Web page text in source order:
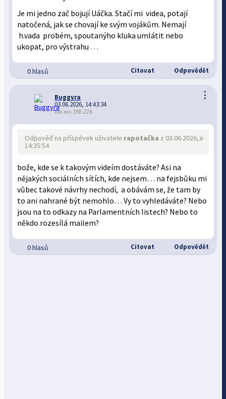
Je mi jedno zač bojují Uáčka. Stačí mi videa, potají
natočená, jak se chovají ke svým vojákům. Nemají
h.vada probém, spoutanýho kluka umlátit nebo
ukopat, pro výstrahu …
0 hlasů Citovat Odpovědět
⋮
Buggyra
03.06.2026, 14:43:34
xxx.xxx.198.226
»
Odpověď na příspěvek uživatele rapotačka z 03.06.2026,
14:35:54
bože, kde se k takovým videím dostáváte? Asi na
nějakých sociálních sítích, kde nejsem… na fejsbůku mi
vůbec takové návrhy nechodí, a obávám se, že tam by
to ani nahrané být nemohlo… Vy to vyhledáváte? Nebo
jsou na to odkazy na Parlamentních listech? Nebo to
někdo rozesílá mailem?
0 hlasů Citovat Odpovědět